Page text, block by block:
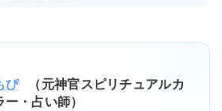
ぴ
（元神官スピリチュアルカ
・占い師）